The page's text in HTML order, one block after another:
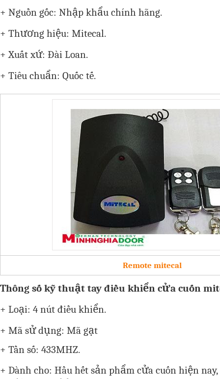
+ Nguồn gốc: Nhập khẩu chính hãng.
+ Thương hiệu: Mitecal.
+ Xuất xứ: Đài Loan.
+ Tiêu chuẩn: Quốc tế.
Remote mitecal
Thông số kỹ thuật tay điều khiển cửa cuốn
+ Loại: 4 nút điều khiển.
+ Mã sử dụng: Mã gạt
+ Tần số: 433MHZ.
+ Dành cho: Hầu hết sản phẩm cửa cuốn hiện